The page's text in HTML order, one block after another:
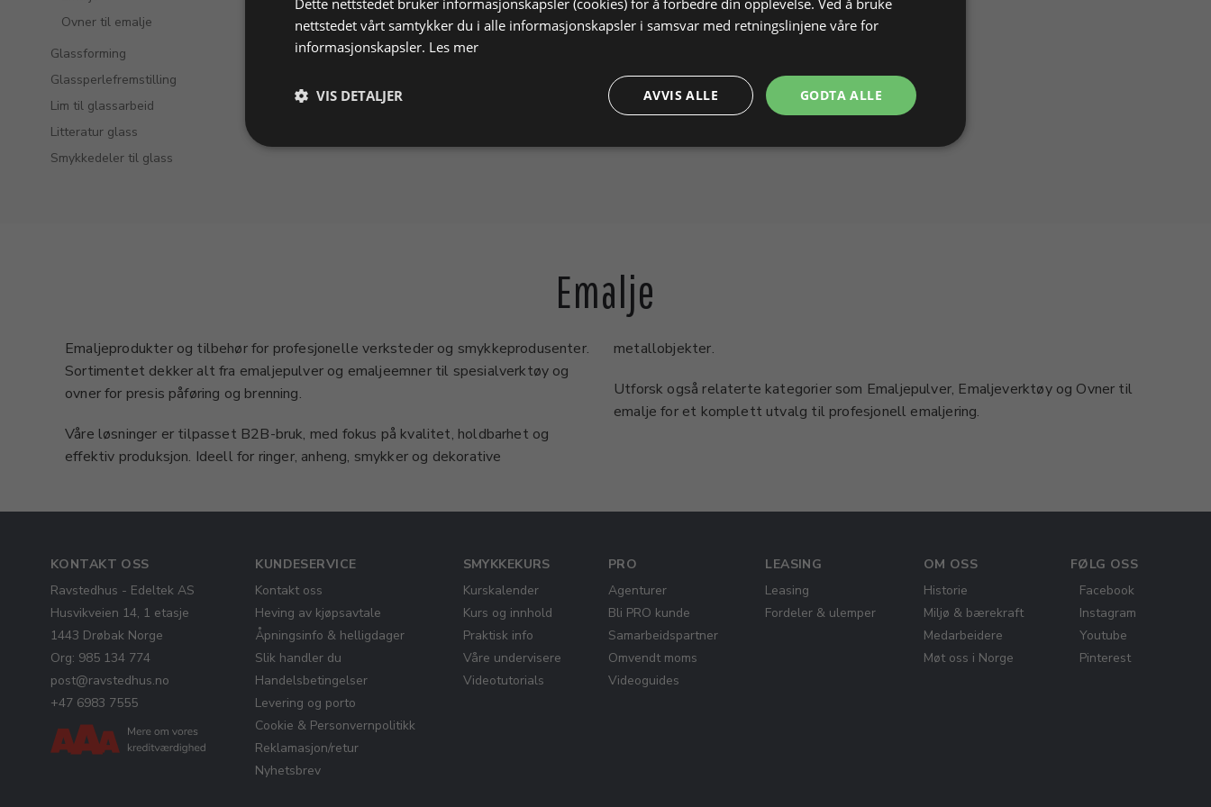
Ovner til emalje
Glassforming
Glassperlefremstilling
Lim til glassarbeid
Litteratur glass
Smykkedeler til glass
Emalje
Emaljeprodukter og tilbehør for profesjonelle verksteder og smykkeprodusenter.
Sortimentet dekker alt fra emaljepulver og emaljeemner til spesialverktøy og
ovner for presis påføring og brenning.
Våre løsninger er tilpasset B2B-bruk, med fokus på kvalitet, holdbarhet og
effektiv produksjon. Ideell for ringer, anheng, smykker og dekorative
metallobjekter.
Utforsk også relaterte kategorier som Emaljepulver, Emaljeverktøy og Ovner til
emalje for et komplett utvalg til profesjonell emaljering.
KONTAKT OSS
Ravstedhus - Edeltek AS
Husvikveien 14, 1 etasje
1443 Drøbak Norge
Org: 985 134 774
post@ravstedhus.no
+47 6983 7555
KUNDESERVICE
Kontakt oss
Heving av kjøpsavtale
Åpningsinfo & helligdager
Slik handler du
Handelsbetingelser
Levering og porto
Cookie & Personvernpolitikk
Reklamasjon/retur
Nyhetsbrev
SMYKKEKURS
Kurskalender
Kurs og innhold
Praktisk info
Våre undervisere
Videotutorials
PRO
Agenturer
Bli PRO kunde
Samarbeidspartner
Omvendt moms
Videoguides
LEASING
Leasing
Fordeler & ulemper
OM OSS
Historie
Miljø & bærekraft
Medarbeidere
Møt oss i Norge
FØLG OSS
Facebook
Instagram
Youtube
Pinterest
nettstedet vårt samtykker du i alle informasjonskapsler i samsvar med retningslinjene våre for
informasjonskapsler. Les mer
GODTA ALLE
AVVIS ALLE
VIS DETALJER